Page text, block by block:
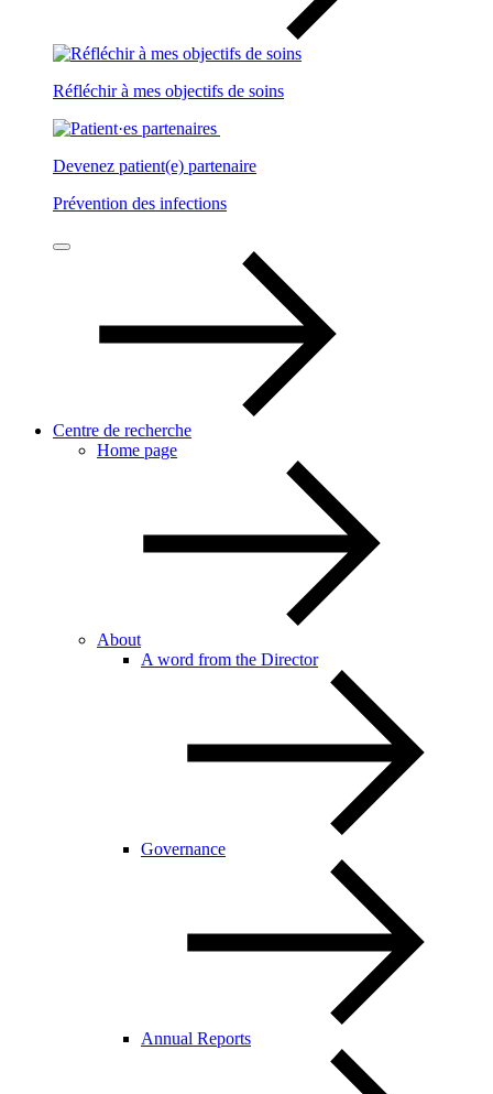
Réfléchir à mes objectifs de soins
Devenez patient(e) partenaire
Prévention des infections
Centre de recherche
Home page
About
A word from the Director
Governance
Annual Reports